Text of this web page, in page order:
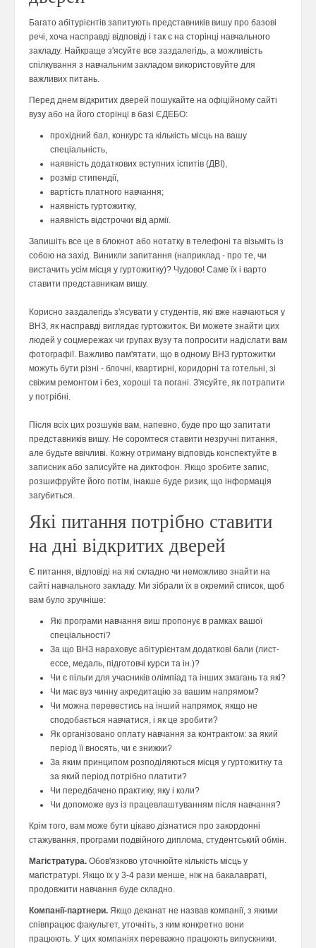
Багато абітурієнтів запитують представників вишу про базові
речі, хоча насправді відповіді і так є на сторінці навчального
закладу. Найкраще з'ясуйте все заздалегідь, а можливість
спілкування з навчальним закладом використовуйте для
важливих питань.
Перед днем відкритих дверей пошукайте на офіційному сайті
вузу або на його сторінці в базі ЄДЕБО:
прохідний бал, конкурс та кількість місць на вашу
спеціальність,
наявність додаткових вступних іспитів (ДВІ),
розмір стипендії,
вартість платного навчання;
наявність гуртожитку,
наявність відстрочки від армії.
Запишіть все це в блокнот або нотатку в телефоні та візьміть із
собою на захід. Виникли запитання (наприклад - про те, чи
вистачить усім місця у гуртожитку)? Чудово! Саме їх і варто
ставити представникам вишу.
Корисно заздалегідь з'ясувати у студентів, які вже навчаються у
ВНЗ, як насправді виглядає гуртожиток. Ви можете знайти цих
людей у соцмережах чи групах вузу та попросити надіслати вам
фотографії. Важливо пам'ятати, що в одному ВНЗ гуртожитки
можуть бути різні - блочні, квартирні, коридорні та готельні, зі
свіжим ремонтом і без, хороші та погані. З'ясуйте, як потрапити
у потрібні.
Після всіх цих розшуків вам, напевно, буде про що запитати
представників вишу. Не соромтеся ставити незручні питання,
але будьте ввічливі. Кожну отриману відповідь конспектуйте в
записник або записуйте на диктофон. Якщо зробите запис,
розшифруйте його потім, інакше буде ризик, що інформація
загубиться.
Які питання потрібно ставити
на дні відкритих дверей
Є питання, відповіді на які складно чи неможливо знайти на
сайті навчального закладу. Ми зібрали їх в окремий список, щоб
вам було зручніше:
Які програми навчання виш пропонує в рамках вашої
спеціальності?
За що ВНЗ нараховує абітурієнтам додаткові бали (лист-
ессе, медаль, підготовчі курси та ін.)?
Чи є пільги для учасників олімпіад та інших змагань та які?
Чи має вуз чинну акредитацію за вашим напрямом?
Чи можна перевестись на інший напрямок, якщо не
сподобається навчатися, і як це зробити?
Як організовано оплату навчання за контрактом: за який
період її вносять, чи є знижки?
За яким принципом розподіляються місця у гуртожитку та
за який період потрібно платити?
Чи передбачено практику, яку і коли?
Чи допоможе вуз із працевлаштуванням після навчання?
Крім того, вам може бути цікаво дізнатися про закордонні
стажування, програми подвійного диплома, студентський обмін.
Магістратура. Обов'язково уточнюйте кількість місць у
магістратурі. Якщо їх у 3-4 рази менше, ніж на бакалавраті,
продовжити навчання буде складно.
Компанії-партнери. Якщо деканат не назвав компанії, з якими
співпрацює факультет, уточніть, з ким конкретно вони
працюють. У цих компаніях переважно працюють випускники.